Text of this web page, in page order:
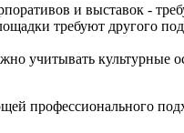
и выставок -
требуют другого
учитывать культурные
профессионального